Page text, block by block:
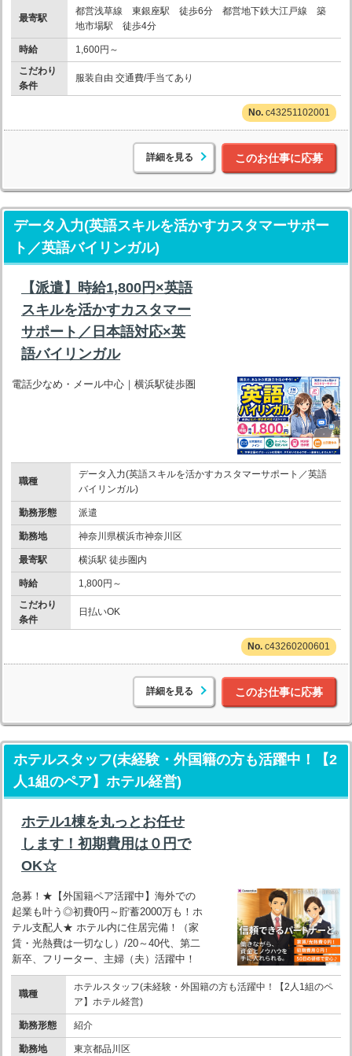
最寄駅
都営浅草線 東銀座駅 徒歩6分 都営地下鉄大江戸線 築
地市場駅 徒歩4分
時給
1,600円～
こだわり
条件
服装自由 交通費/手当てあり
c43251102001
詳細を見る このお仕事に応募
データ入力(英語スキルを活かすカスタマーサポー
ト／英語バイリンガル)
【派遣】時給1,800円×英語
スキルを活かすカスタマー
サポート／日本語対応×英
語バイリンガル
電話少なめ・メール中心｜横浜駅徒歩圏
職種
データ入力(英語スキルを活かすカスタマーサポート／英語
バイリンガル)
勤務形態 派遣
勤務地 神奈川県横浜市神奈川区
最寄駅 横浜駅 徒歩圏内
時給
1,800円～
こだわり
条件
日払いOK
c43260200601
詳細を見る このお仕事に応募
ホテルスタッフ(未経験・外国籍の方も活躍中！【2
人1組のペア】ホテル経営)
ホテル1棟を丸っとお任せ
します！初期費用は０円で
OK☆
急募！★【外国籍ペア活躍中】海外での
起業も叶う◎初費0円～貯蓄2000万も！ホ
テル支配人★ ホテル内に住居完備！（家
賃・光熱費は一切なし）/20～40代、第二
新卒、フリーター、主婦（夫）活躍中！
職種
ホテルスタッフ(未経験・外国籍の方も活躍中！【2人1組のペ
ア】ホテル経営)
勤務形態 紹介
勤務地 東京都品川区